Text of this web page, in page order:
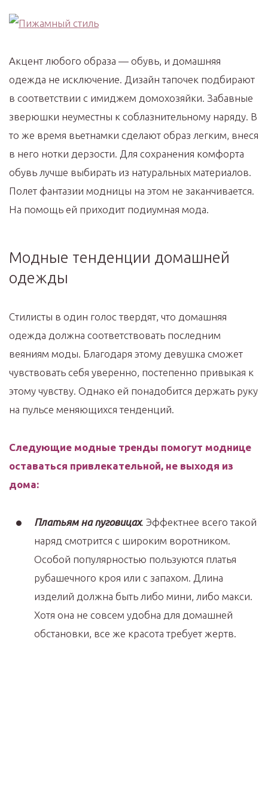
Акцент любого образа — обувь, и домашняя
одежда не исключение. Дизайн тапочек подбирают
в соответствии с имиджем домохозяйки. Забавные
зверюшки неуместны к соблазнительному наряду. В
то же время вьетнамки сделают образ легким, внеся
в него нотки дерзости. Для сохранения комфорта
обувь лучше выбирать из натуральных материалов.
Полет фантазии модницы на этом не заканчивается.
На помощь ей приходит подиумная мода.
Модные тенденции домашней
одежды
Стилисты в один голос твердят, что домашняя
одежда должна соответствовать последним
веяниям моды. Благодаря этому девушка сможет
чувствовать себя уверенно, постепенно привыкая к
этому чувству. Однако ей понадобится держать руку
на пульсе меняющихся тенденций.
Следующие модные тренды помогут моднице
оставаться привлекательной, не выходя из
дома:
Платьям на пуговицах. Эффектнее всего такой
наряд смотрится с широким воротником.
Особой популярностью пользуются платья
рубашечного кроя или с запахом. Длина
изделий должна быть либо мини, либо макси.
Хотя она не совсем удобна для домашней
обстановки, все же красота требует жертв.